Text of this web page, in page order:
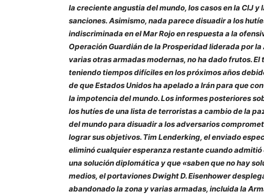
la creciente angustia del mundo, los casos en la CIJ y
sanciones. Asimismo, nada parece disuadir a los
indiscriminada en el Mar Rojo en respuesta a la
Operación Guardián de la Prosperidad liderada por la
varias otras armadas modernas, no ha dado frutos.
teniendo tiempos difíciles en los próximos años
de que Estados Unidos ha apelado a Irán para que
la impotencia del mundo. Los informes posteriores
los hutíes de una lista de terroristas a cambio de la
del mundo para disuadir a los adversarios
lograr sus objetivos. Tim Lenderking, el enviado
eliminó cualquier esperanza restante cuando
una solución diplomática y que «saben que no hay
medios, el portaviones Dwight D. Eisenhower
abandonado la zona y varias armadas, incluida la